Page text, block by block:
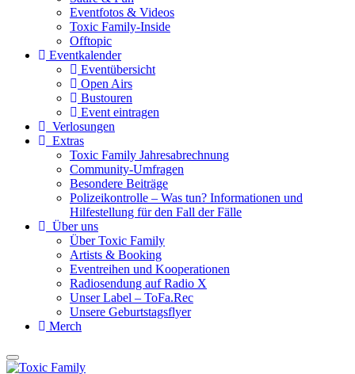
Eventfotos & Videos
Toxic Family-Inside
Offtopic
Eventkalender
Eventübersicht
Open Airs
Bustouren
Event eintragen
Verlosungen
Extras
Toxic Family Jahresabrechnung
Community-Umfragen
Besondere Beiträge
Polizeikontrolle – Was tun? Informationen und
Hilfestellung für den Fall der Fälle
Über uns
Über Toxic Family
Artists & Booking
Eventreihen und Kooperationen
Radiosendung auf Radio X
Unser Label – ToFa.Rec
Unsere Geburtstagsflyer
Merch